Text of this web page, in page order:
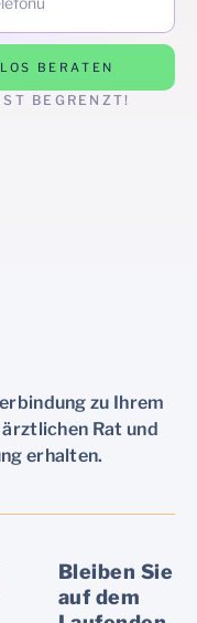
BERATEN
BEGRENZT!
zu Ihrem
Rat und
erhalten.
Bleiben Sie
auf dem